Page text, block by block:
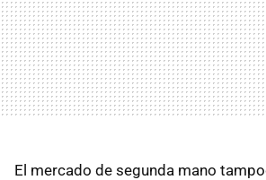
El mercado de segunda mano